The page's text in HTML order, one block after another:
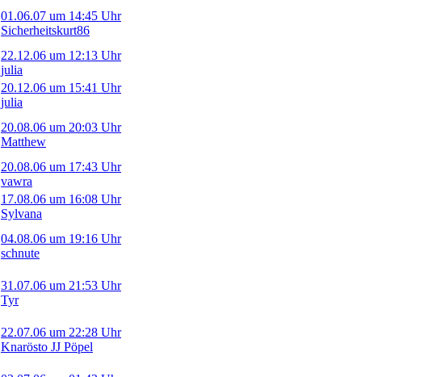
01.06.07 um 14:45 Uhr
Sicherheitskurt86
22.12.06 um 12:13 Uhr
julia
20.12.06 um 15:41 Uhr
julia
20.08.06 um 20:03 Uhr
Matthew
20.08.06 um 17:43 Uhr
vawra
17.08.06 um 16:08 Uhr
Sylvana
04.08.06 um 19:16 Uhr
schnute
31.07.06 um 21:53 Uhr
Tyr
22.07.06 um 22:28 Uhr
Knarösto JJ Pöpel